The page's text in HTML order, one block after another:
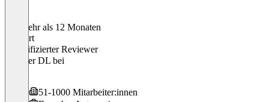
Vor mehr als 12 Monaten
Norbert
Verifizierter Reviewer
externer DL bei
51-1000 Mitarbeiter:innen